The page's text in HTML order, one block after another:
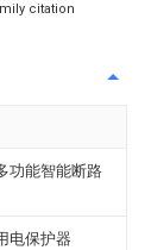
citation
功能智能断路
电保护器